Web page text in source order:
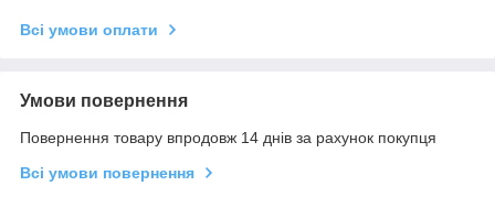
Всі умови оплати
Умови повернення
Повернення товару впродовж 14 днів за рахунок покупця
Всі умови повернення